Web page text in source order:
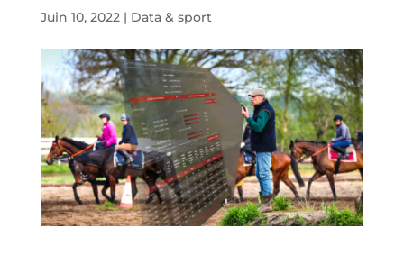
Juin 10, 2022| Data & sport